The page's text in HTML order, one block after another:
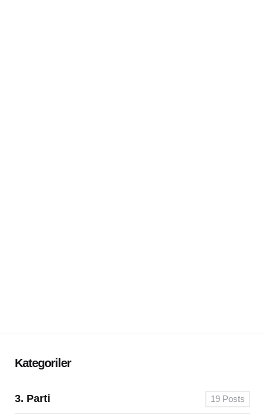
Kategoriler
3. Parti 19 Posts